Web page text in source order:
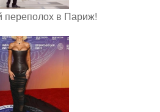
в Париж!